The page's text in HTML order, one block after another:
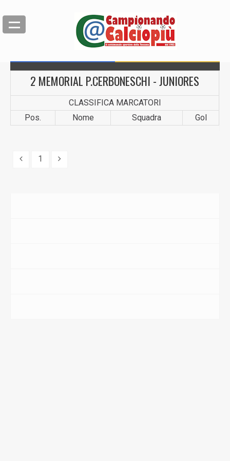
2 MEMORIAL P.CERBONESCHI - JUNIORES
CLASSIFICA MARCATORI
Pos.
Nome Squadra Gol
1